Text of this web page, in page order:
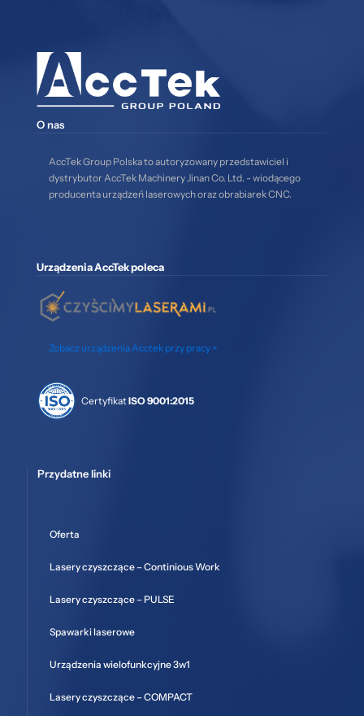
O nas
AccTek Group Polska to autoryzowany przedstawiciel i
dystrybutor AccTek Machinery Jinan Co. Ltd. - wiodącego
producenta urządzeń laserowych oraz obrabiarek CNC.
Urządzenia AccTek poleca
Zobacz urządzenia Acctek przy pracy >
CertyfikatISO 9001:2015
Przydatne linki
Oferta
Lasery czyszczące – Continious Work
Lasery czyszczące – PULSE
Spawarki laserowe
Urządzenia wielofunkcyjne 3w1
Lasery czyszczące – COMPACT